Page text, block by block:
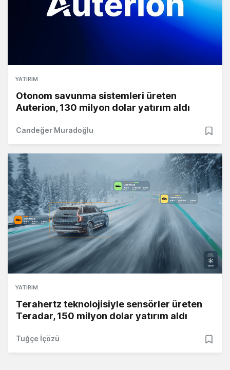
YATIRIM
Otonom savunma sistemleri üreten
Auterion, 130 milyon dolar yatırım aldı
Candeğer Muradoğlu
YATIRIM
Terahertz teknolojisiyle sensörler üreten
Teradar, 150 milyon dolar yatırım aldı
Tuğçe İçözü